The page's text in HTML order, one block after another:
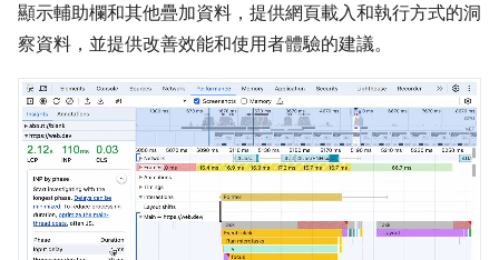
顯示輔助欄和其他疊加資料，提供網頁載入和執行方式的洞
察資料，並提供改善效能和使用者體驗的建議。